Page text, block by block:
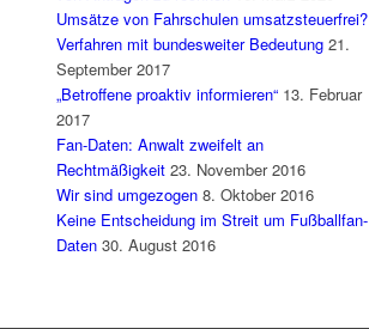
Umsätze von Fahrschulen umsatzsteuerfrei?
Verfahren mit bundesweiter Bedeutung 21.
September 2017
„Betroffene proaktiv informieren“ 13. Februar
2017
Fan-Daten: Anwalt zweifelt an
Rechtmäßigkeit 23. November 2016
Wir sind umgezogen 8. Oktober 2016
Keine Entscheidung im Streit um Fußballfan-
Daten 30. August 2016